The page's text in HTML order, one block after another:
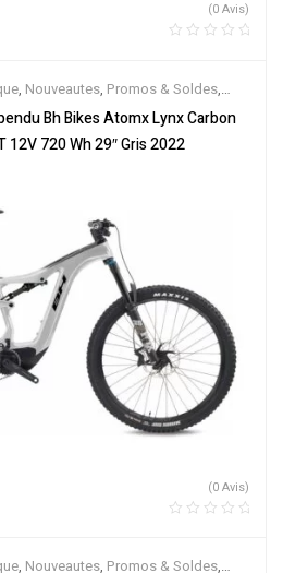
(0 Avis)
, Nouveautes, Promos & Soldes,
ville,Velos Electriques,VTT
Bh Bikes Atomx Lynx Carbon
12V 720 Wh 29″ Gris 2022
(0 Avis)
, Nouveautes, Promos & Soldes,